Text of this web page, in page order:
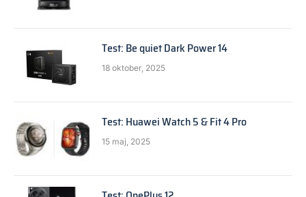
Test: Be quiet Dark Power 14
18 oktober, 2025
Test: Huawei Watch 5 & Fit 4 Pro
15 maj, 2025